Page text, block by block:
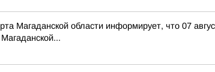
Магаданской области информирует, что 07